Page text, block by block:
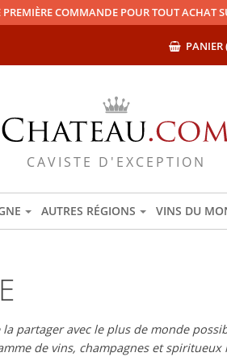
COMMANDE POUR TOUT ACHAT
PANIER
CAVISTE D'EXCEPTION
AUTRES RÉGIONS VINS DU
partager avec le plus de monde
de vins, champagnes et